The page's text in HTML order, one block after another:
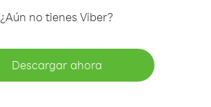
¿Aún no tienes Viber?
Descargar ahora